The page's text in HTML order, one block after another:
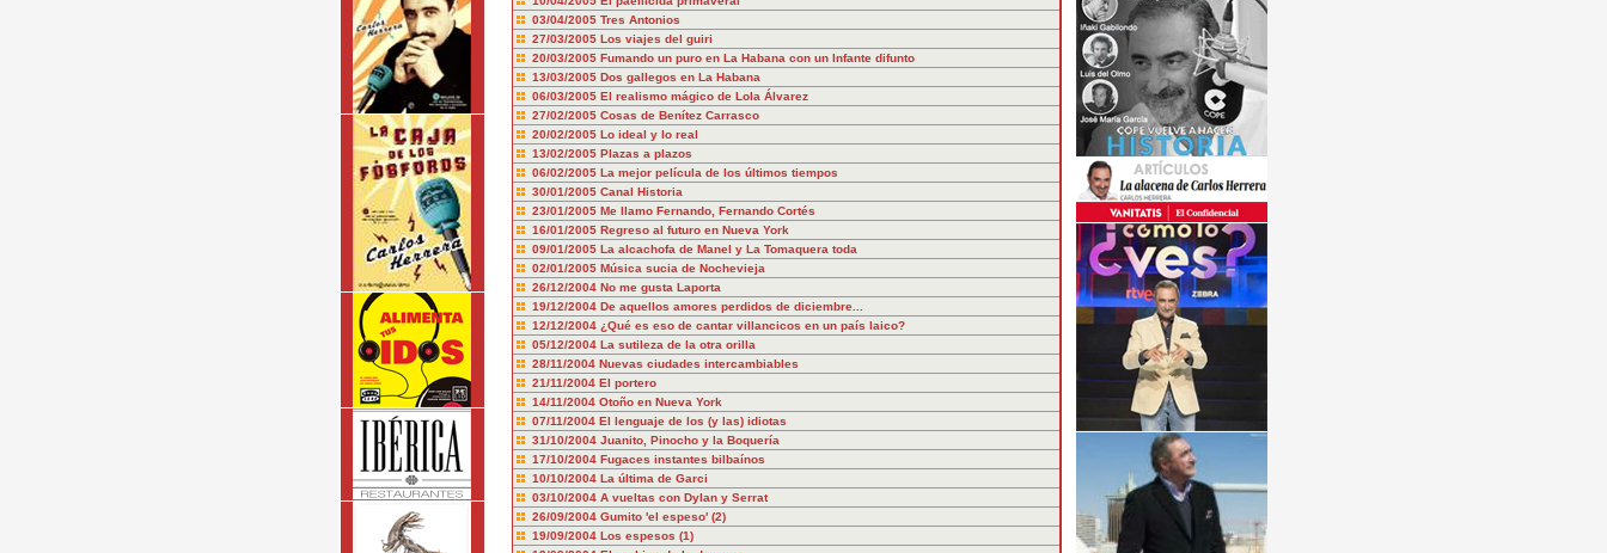
03/04/2005 Tres Antonios
27/03/2005 Los viajes del guiri
20/03/2005 Fumando un puro en La Habana con un Infante difunto
13/03/2005 Dos gallegos en La Habana
06/03/2005 El realismo mágico de Lola Álvarez
27/02/2005 Cosas de Benítez Carrasco
20/02/2005 Lo ideal y lo real
13/02/2005 Plazas a plazos
06/02/2005 La mejor película de los últimos tiempos
30/01/2005 Canal Historia
23/01/2005 Me llamo Fernando, Fernando Cortés
16/01/2005 Regreso al futuro en Nueva York
09/01/2005 La alcachofa de Manel y La Tomaquera toda
02/01/2005 Música sucia de Nochevieja
26/12/2004 No me gusta Laporta
19/12/2004 De aquellos amores perdidos de diciembre...
12/12/2004 ¿Qué es eso de cantar villancicos en un país laico?
05/12/2004 La sutileza de la otra orilla
28/11/2004 Nuevas ciudades intercambiables
21/11/2004 El portero
14/11/2004 Otoño en Nueva York
07/11/2004 El lenguaje de los (y las) idiotas
31/10/2004 Juanito, Pinocho y la Boquería
17/10/2004 Fugaces instantes bilbaínos
10/10/2004 La última de Garci
03/10/2004 A vueltas con Dylan y Serrat
26/09/2004 Gumito 'el espeso' (2)
19/09/2004 Los espesos (1)